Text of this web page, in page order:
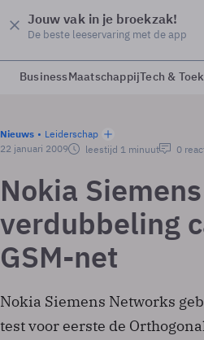
Jouw vak in je broekzak!
De beste leeservaring met de app
BusinessMaatschappijTech &
Nieuws
Leiderschap
22 januari 2009
leestijd 1 minuut 0
Nokia
verdubbeling
GSM-net
Nokia Siemens Networks
test voor eerste de